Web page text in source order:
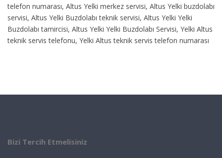
telefon numarası, Altus Yelki merkez servisi, Altus Yelki buzdolabı
servisi, Altus Yelki Buzdolabı teknik servisi, Altus Yelki Yelki
Buzdolabı tamircisi, Altus Yelki Yelki Buzdolabı Servisi, Yelki Altus
teknik servis telefonu, Yelki Altus teknik servis telefon numarası
Bizi Tercih Etmelisiniz